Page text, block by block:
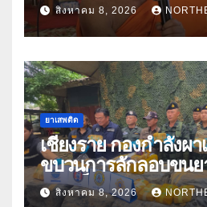
ปีกว่า 66 บัญชี
สิงหาคม 8, 2026
ยาเสพติด
เชียงราย กองกำลังผ
ขบวนการลักลอบขนย
ล้านเม็ด
สิงหาคม 8, 2026